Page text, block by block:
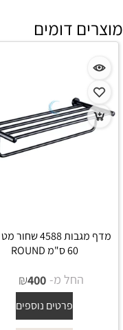
מוצרים דומים
מדף מגבות 4588
60 ס"מ ROUND
החל מ- ₪400
פרטים נוספים